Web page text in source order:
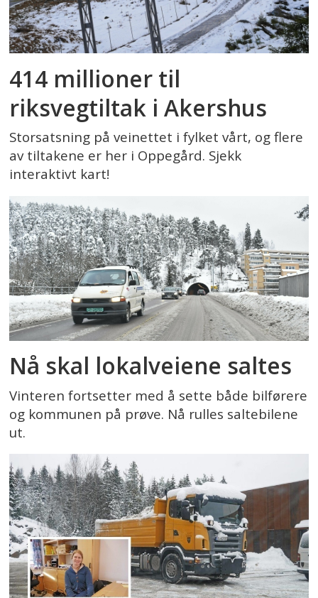
414 millioner til
riksvegtiltak i Akershus
Storsatsning på veinettet i fylket vårt, og flere
av tiltakene er her i Oppegård. Sjekk
interaktivt kart!
Nå skal lokalveiene saltes
Vinteren fortsetter med å sette både bilførere
og kommunen på prøve. Nå rulles saltebilene
ut.